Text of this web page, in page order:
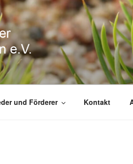
und Förderer Kontakt